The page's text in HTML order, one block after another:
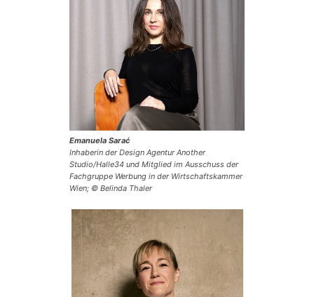
Emanuela Sarać
Inhaberin der Design Agentur Another
Studio/Halle34 und Mitglied im Ausschuss der
Fachgruppe Werbung in der Wirtschaftskammer
Wien; © Belinda Thaler